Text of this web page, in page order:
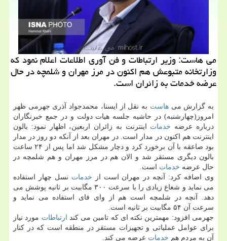
می هاست: وزیر ارتباطات و فن آوری اطلاعات اعلام نمود كه
وزارتخانه متبوعش هم اكنون در مرز مهران و شلمچه در حال
عرضه خدمات به زائران است.
به گزارش میهاست به نقل از ایسنا، محمدجواد آذری جهرمی ظهر
امروز(چهارشنبه) در حاشیه جلسه هیات دولت و در جمع خبرنگاران
درباره عرضه خدمات اینترنت به زائران اربعین، اظهار نمود: بالون
اینترنت هم اكنون در مدار است. در مهران بعد از آنكه دو روز در مدار
بود صاعقه با آن برخورد كرد و دچار مشكل شد اما پس از ۲۴ ساعت
بالون دیگری مستقر شد و الان هم در مرز مهران و هم شلمچه در
حال عرضه خدمات است.
وی اضافه كرد: آنچه در مهران است از خدمات نسل چهار استفاده
می نماید و شعاع زیادی را با سرعت ۳۰۰ مگابیت بر ثانیه پوشش می
دهد. آنچه در شلمچه است هم از وای فای استفاده می نماید و
سرعت آن ۵۴ مگابیت بر ثانیه است.
جهرمی افزود: مهمترین نكته ای كه تامین می كند ارتباطات مورد نیاز
برای عوامل عملیاتی و تجهیزات مستقر در منطقه است كه در كنار
آن به مردم هم خدمات عرضه می كند.